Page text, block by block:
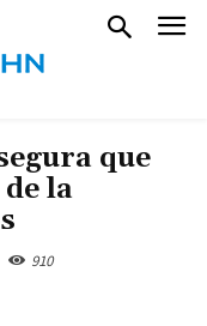
que
la
910